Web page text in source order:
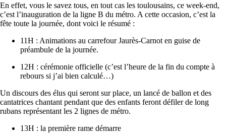
En effet, vous le savez tous, en tout cas les toulousains, ce week-end,
c’est l’inauguration de la ligne B du métro. A cette occasion, c’est la
fête toute la journée, dont voici le résumé :
11H : Animations au carrefour Jaurès-Carnot en guise de
préambule de la journée.
12H : cérémonie officielle (c’est l’heure de la fin du compte à
rebours si j’ai bien calculé…)
Un discours des élus qui seront sur place, un lancé de ballon et des
cantatrices chantant pendant que des enfants feront défiler de long
rubans représentant les 2 lignes de métro.
13H : la première rame démarre